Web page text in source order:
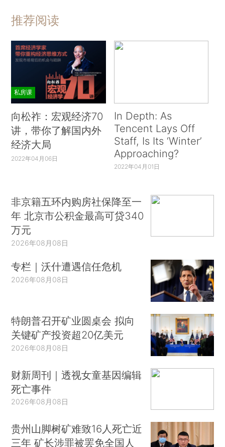
推荐阅读
私房课
向松祚：宏观经济70
讲，带你了解国内外
经济大局
2022年04月06日
In Depth: As
Tencent Lays Off
Staff, Is Its ‘Winter’
Approaching?
2022年04月01日
非京籍五环内购房社保降至一
年 北京市公积金最高可贷340
万元
2026年08月08日
专栏｜沃什遭遇信任危机
2026年08月08日
特朗普召开矿业圆桌会 拟向
关键矿产投资超20亿美元
2026年08月08日
财新周刊｜透视女童基因编辑
死亡事件
2026年08月08日
贵州山脚树矿难致16人死亡近
三年 矿长涉罪被罢免全国人